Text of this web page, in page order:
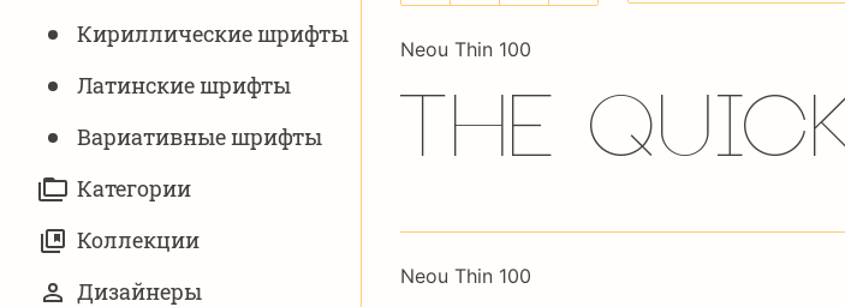
Кириллические шрифты
Латинские шрифты
Вариативныe шрифты
Категории
Коллекции
Дизайнеры
Neou Thin 100
The
Neou Thin 100